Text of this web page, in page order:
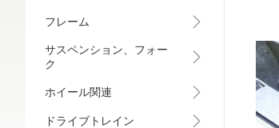
フレーム
サスペンション、フォー
ク
ホイール関連
ドライブトレイン